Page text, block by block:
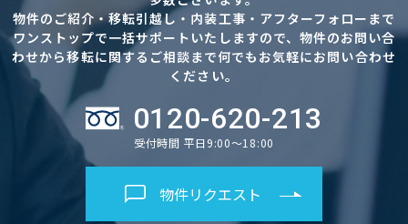
物件のご紹介・移転引越し・内装工事・アフターフォローまで
ワンストップで一括サポートいたしますので、物件のお問い合
わせから移転に関するご相談まで何でもお気軽にお問い合わせ
ください。
0120-620-213
受付時間 平日9:00～18:00
物件リクエスト